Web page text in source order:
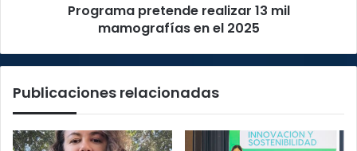
Programa pretende realizar 13 mil
mamografías en el 2025
Publicaciones relacionadas